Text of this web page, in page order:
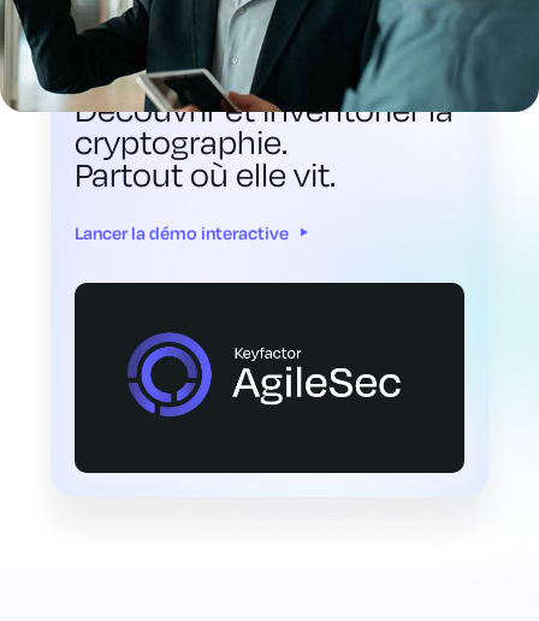
DÉMONSTRATION INTERACTIVE
Découvrir et inventorier la
cryptographie.
Partout où elle vit.
Lancer la démo interactive